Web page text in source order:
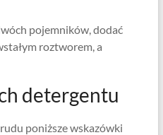
pojemników, dodać
roztworem, a
detergentu
poniższe wskazówki